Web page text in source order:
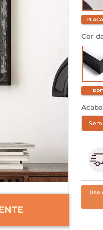
Cor
Use